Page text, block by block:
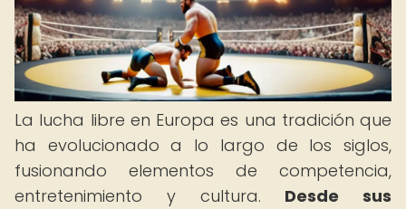
La lucha libre en Europa es una tradición que
ha evolucionado a lo largo de los siglos,
fusionando elementos de competencia,
entretenimiento y cultura. Desde sus